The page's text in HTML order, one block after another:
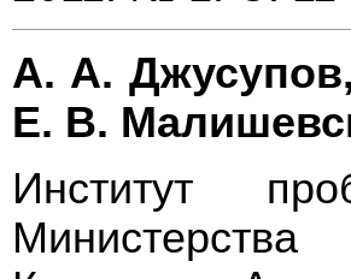
А. А.
Е. В.
Институт